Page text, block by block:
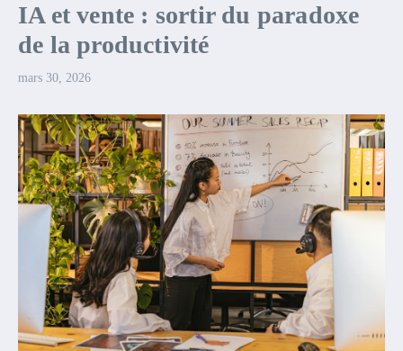
IA et vente : sortir du paradoxe
de la productivité
mars 30, 2026